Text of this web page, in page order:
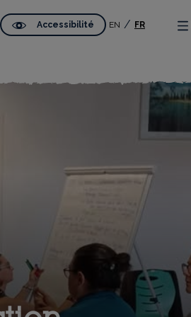
Accessibilité EN FR